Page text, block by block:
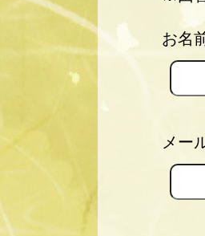
お名
メー